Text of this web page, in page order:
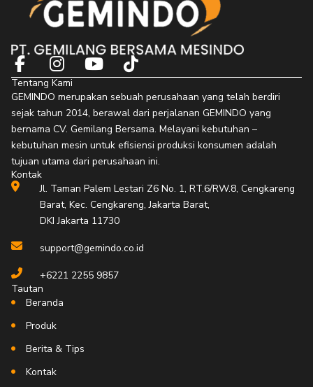
F
a
c
e
b
o
o
k
I
n
s
t
a
g
r
a
m
Y
o
u
t
u
b
e
T
i
k
t
o
k
Tentang Kami
GEMINDO merupakan sebuah perusahaan yang telah berdiri
sejak tahun 2014, berawal dari perjalanan GEMINDO yang
bernama CV. Gemilang Bersama. Melayani kebutuhan –
kebutuhan mesin untuk efisiensi produksi konsumen adalah
tujuan utama dari perusahaan ini.
Kontak
Jl. Taman Palem Lestari Z6 No. 1, RT.6/RW.8, Cengkareng
Barat, Kec. Cengkareng, Jakarta Barat,
DKI Jakarta 11730
support@gemindo.co.id
+6221 2255 9857
Tautan
Beranda
Produk
Berita & Tips
Kontak